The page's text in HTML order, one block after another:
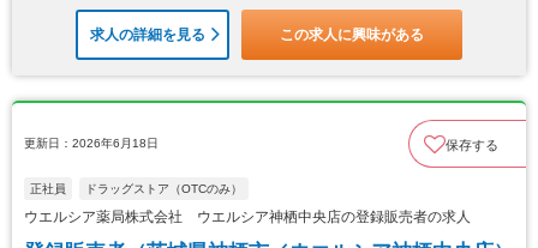
求人の詳細を見る この求人に興味がある
更新日：2026年6月18日 保存する
正社員 ドラッグストア（OTCのみ）
ウエルシア薬局株式会社 ウエルシア神栖中央店の登録販売者の求人